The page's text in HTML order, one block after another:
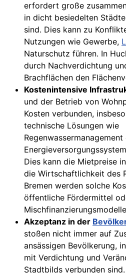
erfordert große
in dicht besiedelten
sind. Dies kann zu
Nutzungen wie Gewerbe,
Naturschutz führen. In
durch Nachverdichtung
Brachflächen den
Kostenintensive
und der Betrieb von
Kosten verbunden,
technische Lösungen wie
Regenwassermanagement
Dies kann die Mietpreise
die Wirtschaftlichkeit des
Bremen werden solche
öffentliche Fördermittel
Akzeptanz in der
stoßen nicht immer auf
ansässigen Bevölkerung,
mit Verdichtung und
Stadtbilds verbunden